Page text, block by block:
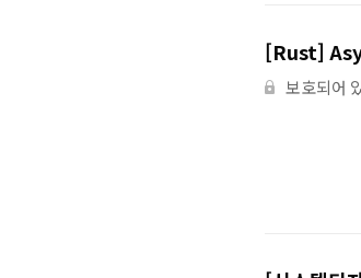
[Rust]
보호되어